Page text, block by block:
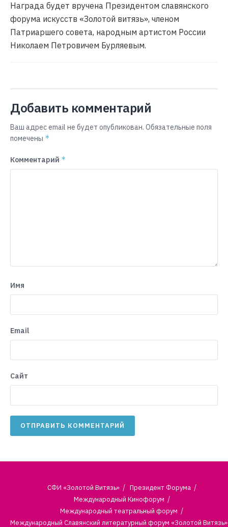
Награда будет вручена Президентом славянского
форума искусств «Золотой витязь», членом
Патриаршего совета, народным артистом России
Николаем Петровичем Бурляевым.
Добавить комментарий
Ваш адрес email не будет опубликован. Обязательные поля
помечены *
Комментарий *
Имя
Email
Сайт
СФИ «Золотой Витязь»
Президент Форума
Международный Кинофорум
Международный театральный форум
Международный Славянский литературный форум «Золотой Витязь»